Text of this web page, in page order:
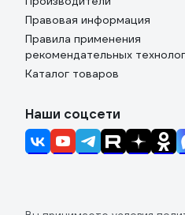
Правовая информация
Правила применения
рекомендательных
Каталог товаров
Наши соцсети